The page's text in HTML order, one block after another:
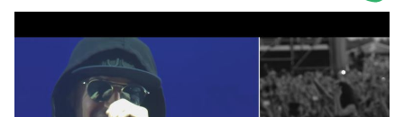
Seguici sui social